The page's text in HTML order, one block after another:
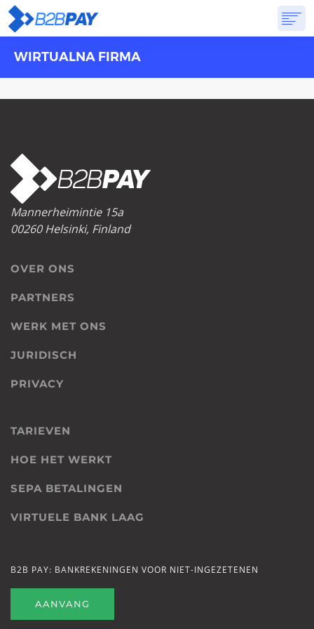
OVER ONSDIENSTEN VIRTUELE BANK
WIRTUALNA FIRMA
Mannerheimintie 15a
00260 Helsinki, Finland
OVER ONS
PARTNERS
WERK MET ONS
JURIDISCH
PRIVACY
TARIEVEN
HOE HET WERKT
SEPA BETALINGEN
VIRTUELE BANK LAAG
B2B PAY: BANKREKENINGEN VOOR NIET-INGEZETENEN
AANVANG